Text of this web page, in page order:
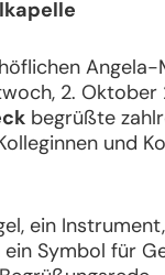
2. Oktober
begrüßte
und
ein
Symbol für